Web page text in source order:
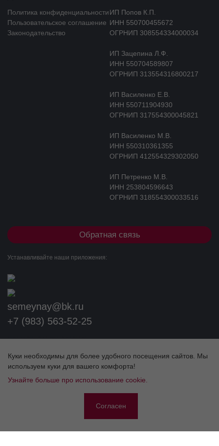
Политика конфиденциальности
Пользовательское соглашение
Законодательство
ИП Попов К.П.
ИНН 550700455672
ОГРНИП 308554334000034
ИП Зацепина Л.Ф.
ИНН 550704589807
ОГРНИП 313554316800217
ИП Василенко Е.В.
ИНН 550711904930
ОГРНИП 317554300045821
ИП Василенко М.В.
ИНН 550310361355
ОГРНИП 412554329302050
ИП Петренко М.В.
ИНН 253804596643
ОГРНИП 318554300033516
Обратная связь
Устанавливайте наши приложения:
semeynay@bk.ru
+7 (983) 563-52-25
ЛИЦЕНЗИИ
Куки необходимы для более удобного посещения сайтов. Мы
используем куки для вашего комфорта!
Узнайте больше про использование cookie.
Согласен